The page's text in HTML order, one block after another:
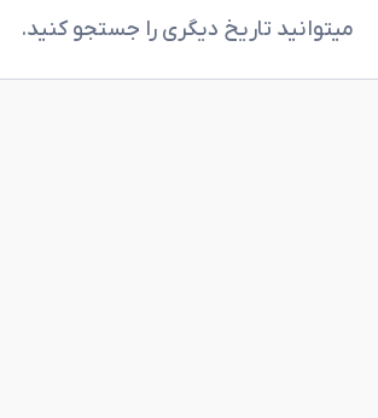
میتوانید تاریخ دیگری را جستجو کنید.